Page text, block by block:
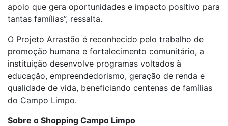
apoio que gera oportunidades e impacto positivo para
tantas famílias”, ressalta.
O Projeto Arrastão é reconhecido pelo trabalho de
promoção humana e fortalecimento comunitário, a
instituição desenvolve programas voltados à
educação, empreendedorismo, geração de renda e
qualidade de vida, beneficiando centenas de famílias
do Campo Limpo.
Sobre o Shopping Campo Limpo